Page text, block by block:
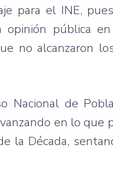
para el INE,
opinión pública
no alcanzaron
Nacional de
en lo que
la Década,